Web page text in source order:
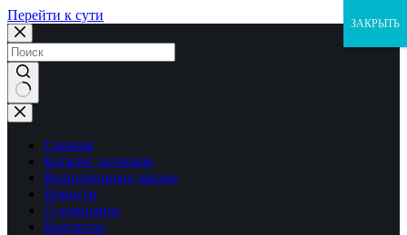
Перейти к сути
Ничего
не
найденоГлавная
Каталог датчиков
Выполненные заказы
Новости
О компании
Контакты
ЗАКРЫТЬ